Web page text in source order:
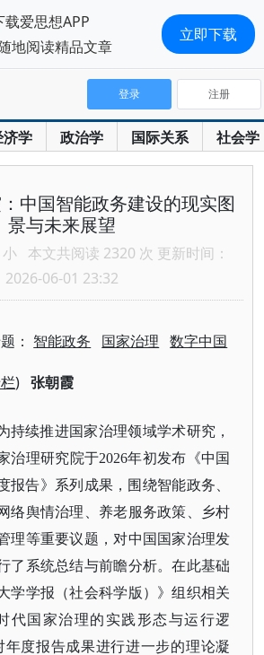
济学 政治学 国际关系 社会学
登录 注册
中国智能政务建设的现实图
景与未来展望
小 本文共阅读 2320 次 更新时间：
2026-06-01 23:32
： 智能政务 国家治理 数字中国
) 张朝霞
持续推进国家治理领域学术研究，
治理研究院于2026年初发布《中国
报告》系列成果，围绕智能政务、
络舆情治理、养老服务政策、乡村
理等重要议题，对中国国家治理发
了系统总结与前瞻分析。在此基础
学学报（社会科学版）》组织相关
代国家治理的实践形态与运行逻
年度报告成果进行进一步的理论凝
载爱思想APP
地阅读精品文章
立即下载